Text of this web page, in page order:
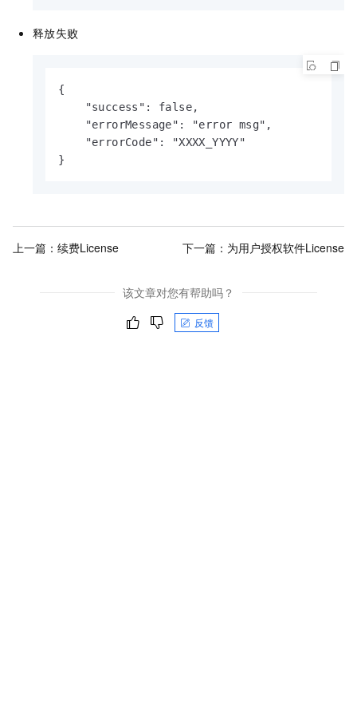
释放失败
{
    "success": false,
    "errorMessage": "error msg",
    "errorCode": "XXXX_YYYY"
}
上一篇： 续费License 下一篇： 为用户授权软件License
该文章对您有帮助吗？
反馈